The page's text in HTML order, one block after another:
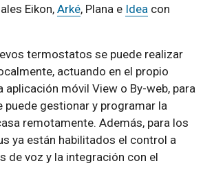
Eikon, Arké, Plana e Ideacon
termostatos se puede realizar
actuando en el propio
aplicación móvil View o By-web, para
puede gestionar y programar la
remotamente. Además, para los
ya están habilitados el control a
de voz y la integración con el